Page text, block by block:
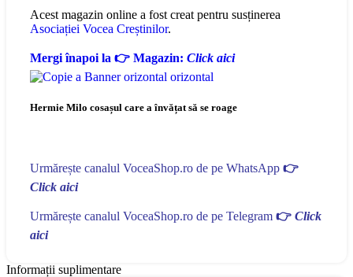
Acest magazin online a fost creat pentru susținerea
Asociației Vocea Creștinilor.
Mergi înapoi la 👉 Magazin: Click aici
Hermie Milo cosașul care a învățat să se roage
Urmărește canalul VoceaShop.ro de pe WhatsApp 👉
Click aici
Urmărește canalul VoceaShop.ro de pe Telegram 👉 Click
aici
Informații suplimentare